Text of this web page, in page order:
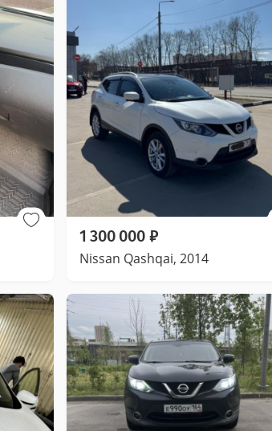
1 300 000 ₽
Nissan Qashqai, 2014